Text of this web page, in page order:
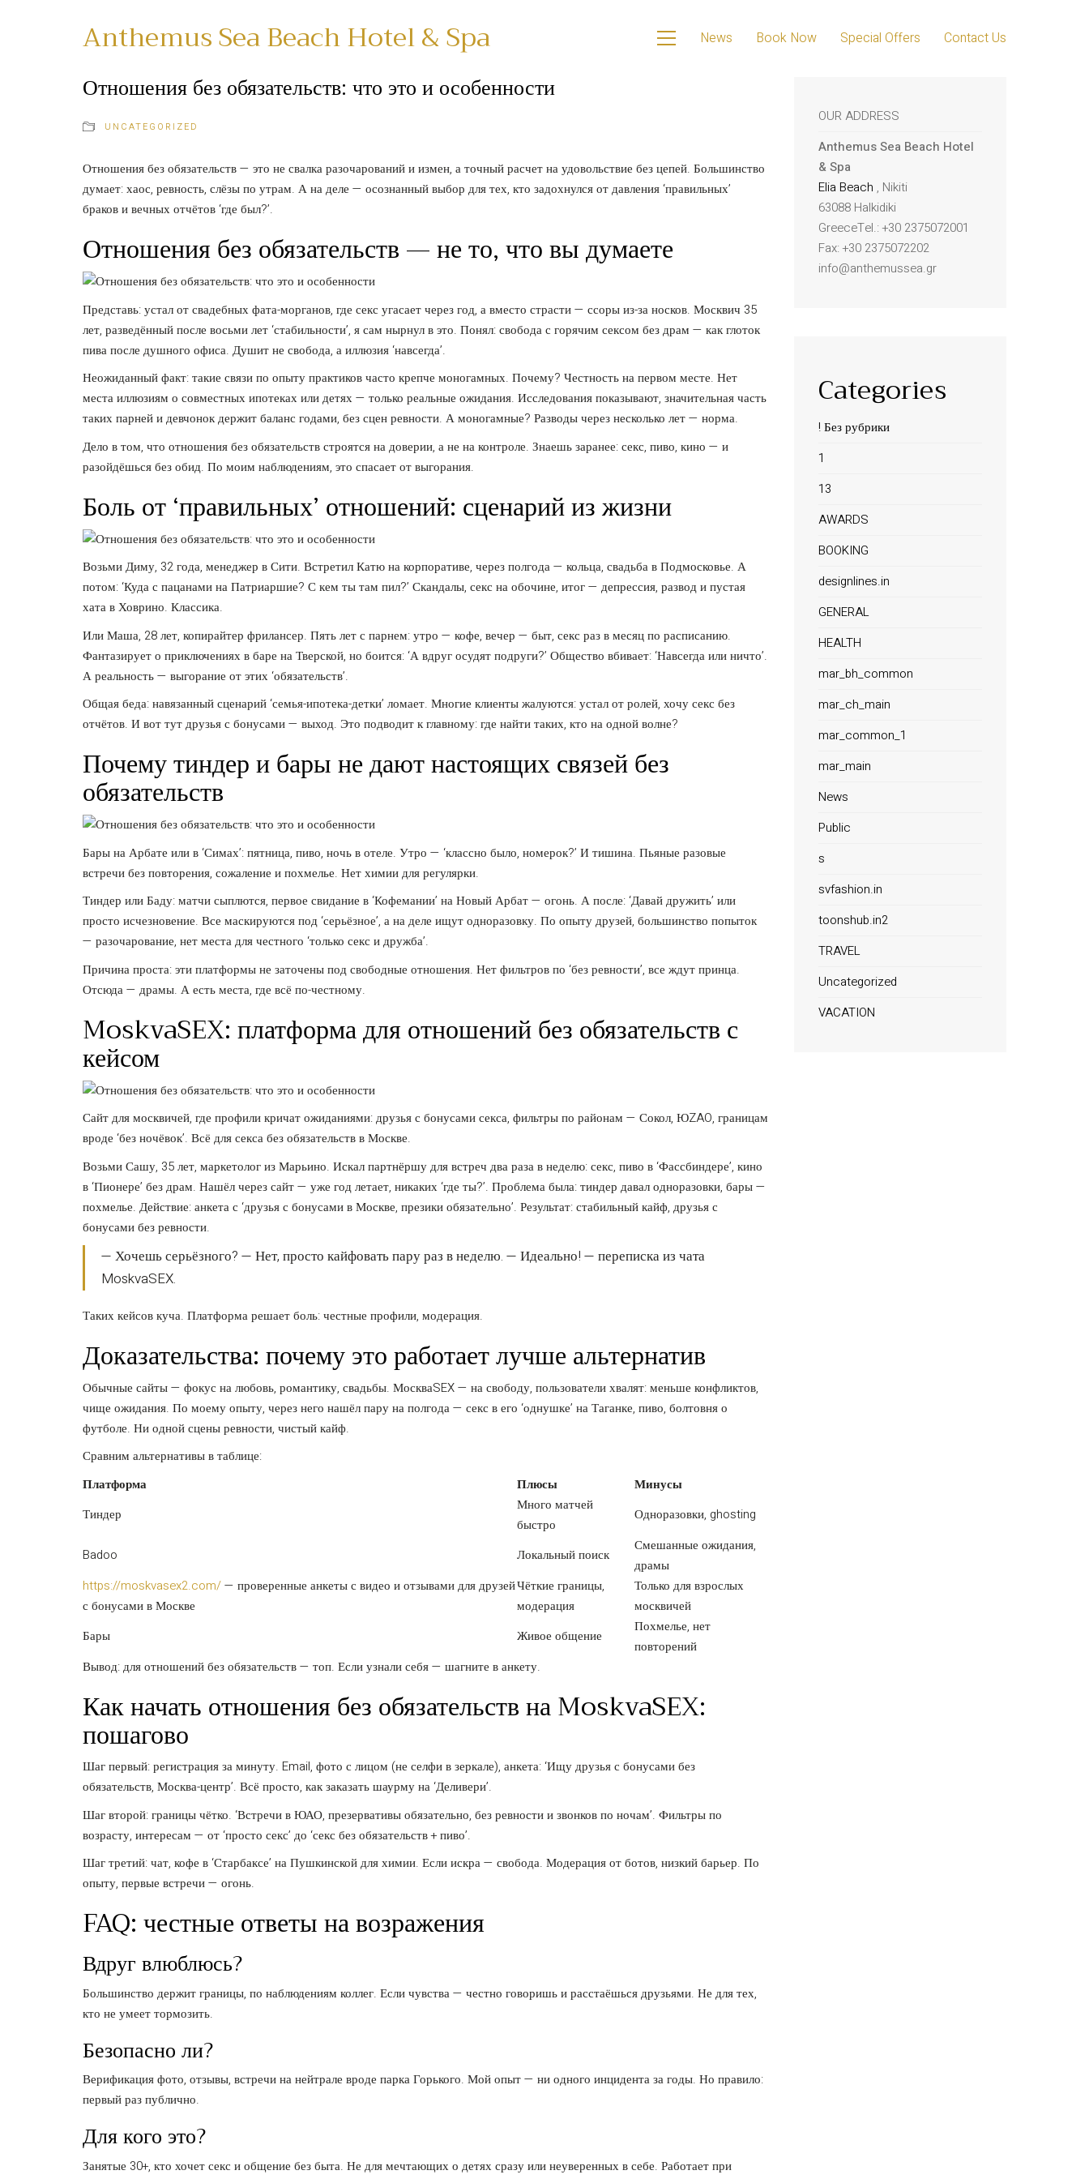
Anthemus Sea Beach Hotel & Spa News Book Now Special Offers Contact Us
Отношения без обязательств: что это и особенности
UNCATEGORIZED
Отношения без обязательств — это не свалка разочарований и измен, а точный расчет на удовольствие без цепей. Большинство
думает: хаос, ревность, слёзы по утрам. А на деле — осознанный выбор для тех, кто задохнулся от давления ‘правильных’
браков и вечных отчётов ‘где был?’.
Отношения без обязательств — не то, что вы думаете
Представь: устал от свадебных фата-морганов, где секс угасает через год, а вместо страсти — ссоры из-за носков. Москвич 35
лет, разведённый после восьми лет ‘стабильности’, я сам нырнул в это. Понял: свобода с горячим сексом без драм — как глоток
пива после душного офиса. Душит не свобода, а иллюзия ‘навсегда’.
Неожиданный факт: такие связи по опыту практиков часто крепче моногамных. Почему? Честность на первом месте. Нет
места иллюзиям о совместных ипотеках или детях — только реальные ожидания. Исследования показывают, значительная часть
таких парней и девчонок держит баланс годами, без сцен ревности. А моногамные? Разводы через несколько лет — норма.
Дело в том, что отношения без обязательств строятся на доверии, а не на контроле. Знаешь заранее: секс, пиво, кино — и
разойдёшься без обид. По моим наблюдениям, это спасает от выгорания.
Боль от ‘правильных’ отношений: сценарий из жизни
Возьми Диму, 32 года, менеджер в Сити. Встретил Катю на корпоративе, через полгода — кольца, свадьба в Подмосковье. А
потом: ‘Куда с пацанами на Патриаршие? С кем ты там пил?’ Скандалы, секс на обочине, итог — депрессия, развод и пустая
хата в Ховрино. Классика.
Или Маша, 28 лет, копирайтер фрилансер. Пять лет с парнем: утро — кофе, вечер — быт, секс раз в месяц по расписанию.
Фантазирует о приключениях в баре на Тверской, но боится: ‘А вдруг осудят подруги?’ Общество вбивает: ‘Навсегда или ничто’.
А реальность — выгорание от этих ‘обязательств’.
Общая беда: навязанный сценарий ‘семья-ипотека-детки’ ломает. Многие клиенты жалуются: устал от ролей, хочу секс без
отчётов. И вот тут друзья с бонусами — выход. Это подводит к главному: где найти таких, кто на одной волне?
Почему тиндер и бары не дают настоящих связей без
обязательств
Бары на Арбате или в ‘Симах’: пятница, пиво, ночь в отеле. Утро — ‘классно было, номерок?’ И тишина. Пьяные разовые
встречи без повторения, сожаление и похмелье. Нет химии для регулярки.
Тиндер или Баду: матчи сыплются, первое свидание в ‘Кофемании’ на Новый Арбат — огонь. А после: ‘Давай дружить’ или
просто исчезновение. Все маскируются под ‘серьёзное’, а на деле ищут одноразовку. По опыту друзей, большинство попыток
— разочарование, нет места для честного ‘только секс и дружба’.
Причина проста: эти платформы не заточены под свободные отношения. Нет фильтров по ‘без ревности’, все ждут принца.
Отсюда — драмы. А есть места, где всё по-честному.
MoskvaSEX: платформа для отношений без обязательств с
кейсом
Сайт для москвичей, где профили кричат ожиданиями: друзья с бонусами секса, фильтры по районам — Сокол, ЮZAO, границам
вроде ‘без ночёвок’. Всё для секса без обязательств в Москве.
Возьми Сашу, 35 лет, маркетолог из Марьино. Искал партнёршу для встреч два раза в неделю: секс, пиво в ‘Фассбиндере’, кино
в ‘Пионере’ без драм. Нашёл через сайт — уже год летает, никаких ‘где ты?’. Проблема была: тиндер давал одноразовки, бары —
похмелье. Действие: анкета с ‘друзья с бонусами в Москве, презики обязательно’. Результат: стабильный кайф, друзья с
бонусами без ревности.
— Хочешь серьёзного? — Нет, просто кайфовать пару раз в неделю. — Идеально! — переписка из чата
MoskvaSEX.
Таких кейсов куча. Платформа решает боль: честные профили, модерация.
Доказательства: почему это работает лучше альтернатив
Обычные сайты — фокус на любовь, романтику, свадьбы. МоскваSEX — на свободу, пользователи хвалят: меньше конфликтов,
чище ожидания. По моему опыту, через него нашёл пару на полгода — секс в его ‘однушке’ на Таганке, пиво, болтовня о
футболе. Ни одной сцены ревности, чистый кайф.
Сравним альтернативы в таблице:
Платформа
Плюсы
Минусы
Тиндер
Много матчей
быстро
Одноразовки, ghosting
Badoo Локальный поиск
Смешанные ожидания,
драмы
https://moskvasex2.com/— проверенные анкеты с видео и отзывами для друзей
с бонусами в Москве
Чёткие границы,
модерация
Только для взрослых
москвичей
Бары
Живое общение
Похмелье, нет
повторений
Вывод: для отношений без обязательств — топ. Если узнали себя — шагните в анкету.
Как начать отношения без обязательств на MoskvaSEX:
пошагово
Шаг первый: регистрация за минуту. Email, фото с лицом (не селфи в зеркале), анкета: ‘Ищу друзья с бонусами без
обязательств, Москва-центр’. Всё просто, как заказать шаурму на ‘Деливери’.
Шаг второй: границы чётко. ‘Встречи в ЮАО, презервативы обязательно, без ревности и звонков по ночам’. Фильтры по
возрасту, интересам — от ‘просто секс’ до ‘секс без обязательств + пиво’.
Шаг третий: чат, кофе в ‘Старбаксе’ на Пушкинской для химии. Если искра — свобода. Модерация от ботов, низкий барьер. По
опыту, первые встречи — огонь.
FAQ: честные ответы на возражения
Вдруг влюблюсь?
Большинство держит границы, по наблюдениям коллег. Если чувства — честно говоришь и расстаёшься друзьями. Не для тех,
кто не умеет тормозить.
Безопасно ли?
Верификация фото, отзывы, встречи на нейтрале вроде парка Горького. Мой опыт — ни одного инцидента за годы. Но правило:
первый раз публично.
Для кого это?
Занятые 30+, кто хочет секс и общение без быта. Не для мечтающих о детях сразу или неуверенных в себе. Работает при
OUR ADDRESS
Anthemus Sea Beach Hotel
& Spa
Elia Beach , Nikiti
63088 Halkidiki
GreeceTel.: +30 2375072001
Fax: +30 2375072202
info@anthemussea.gr
Categories
! Без рубрики
1
13
AWARDS
BOOKING
designlines.in
GENERAL
HEALTH
mar_bh_common
mar_ch_main
mar_common_1
mar_main
News
Public
s
svfashion.in
toonshub.in2
TRAVEL
Uncategorized
VACATION